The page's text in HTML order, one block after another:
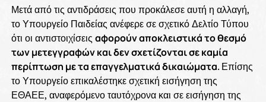
Μετά από τις αντιδράσεις που προκάλεσε αυτή η αλλαγή,
το Υπουργείο Παιδείας ανέφερε σε σχετικό Δελτίο Τύπου
ότι οι αντιστοιχίσεις αφορούν αποκλειστικά το θεσμό
των μετεγγραφών και δεν σχετίζονται σε καμία
περίπτωση με τα επαγγελματικά δικαιώματα. Επίσης
το Υπουργείο επικαλέστηκε σχετική εισήγηση της
ΕΘΑΕΕ, αναφερόμενο ταυτόχρονα και σε εισήγηση της